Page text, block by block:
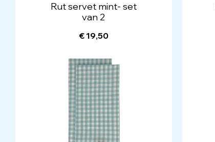
Rut servet mint- set
van 2
€ 19,50